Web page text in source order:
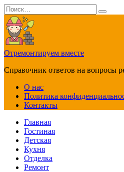
Перейти
к
содержанию
Search
for:
Отремонтируем вместе
Справочник ответов на вопросы
О нас
Политика
Контакты
Главная
Гостиная
Детская
Кухня
Отделка
Ремонт